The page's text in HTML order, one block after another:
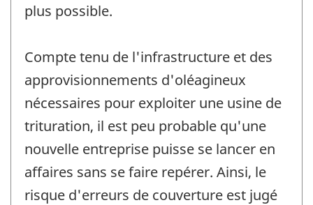
plus possible.
Compte tenu de l'infrastructure et des
approvisionnements d'oléagineux
nécessaires pour exploiter une usine de
trituration, il est peu probable qu'une
nouvelle entreprise puisse se lancer en
affaires sans se faire repérer. Ainsi, le
risque d'erreurs de couverture est jugé